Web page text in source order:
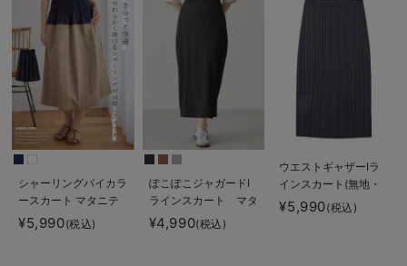
シャーリングバイカラ
ースカート マタニテ
ィ・産後【出産後も長
く使える】
¥5,990(税込)
ぽこぽこジャガードI
ラインスカート マタ
ニティ・産後【産後も
長く着られる】
¥4,990(税込)
ウエストギャザーIラ
インスカート(無地・
ストライプ) マタニ
ティ・産後【産後も長
¥5,990(税込)